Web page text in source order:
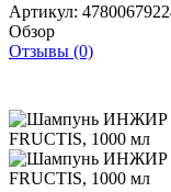
Артикул:
Обзор
Отзывы (0)